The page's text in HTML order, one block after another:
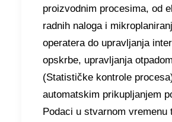
proizvodnim procesima, od
radnih naloga i
operatera do upravljanja
opskrbe, upravljanja
(Statističke kontrole
automatskim prikupljanjem
Podaci u stvarnom vremenu